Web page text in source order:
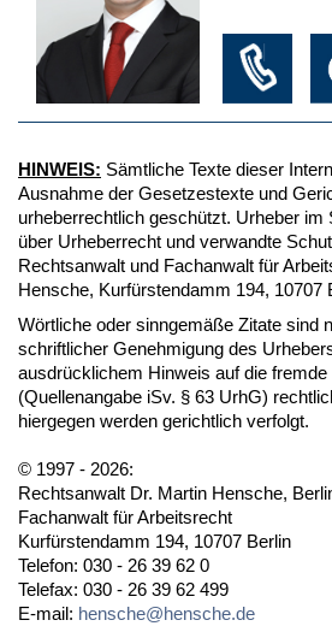
HINWEIS: Sämtliche Texte dieser
Ausnahme der Gesetzestexte und
urheberrechtlich geschützt. Urheber im
über Urheberrecht und verwandte
Rechtsanwalt und Fachanwalt für
Hensche, Kurfürstendamm 194, 10707
Wörtliche oder sinngemäße Zitate sind
schriftlicher Genehmigung des
ausdrücklichem Hinweis auf die
(Quellenangabe iSv. § 63 UrhG)
hiergegen werden gerichtlich verfolgt.
© 1997 - 2026:
Rechtsanwalt Dr. Martin Hensche,
Fachanwalt für Arbeitsrecht
Kurfürstendamm 194, 10707 Berlin
Telefon: 030 - 26 39 62 0
Telefax: 030 - 26 39 62 499
E-mail: hensche@hensche.de